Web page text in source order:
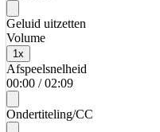
Geluid uitzetten
Volume
1 x
Afspeelsnelheid
00:00 / 02:09
Ondertiteling/CC